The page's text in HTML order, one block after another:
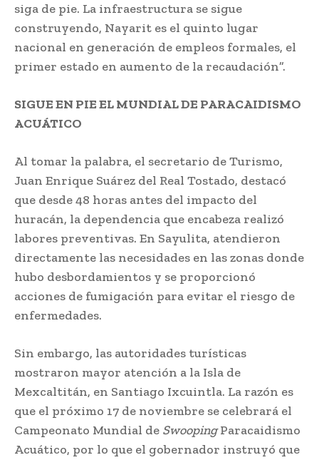
siga de pie. La infraestructura se sigue
construyendo, Nayarit es el quinto lugar
nacional en generación de empleos formales, el
primer estado en aumento de la recaudación”.
SIGUE EN PIE EL MUNDIAL DE PARACAIDISMO
ACUÁTICO
Al tomar la palabra, el secretario de Turismo,
Juan Enrique Suárez del Real Tostado, destacó
que desde 48 horas antes del impacto del
huracán, la dependencia que encabeza realizó
labores preventivas. En Sayulita, atendieron
directamente las necesidades en las zonas donde
hubo desbordamientos y se proporcionó
acciones de fumigación para evitar el riesgo de
enfermedades.
Sin embargo, las autoridades turísticas
mostraron mayor atención a la Isla de
Mexcaltitán, en Santiago Ixcuintla. La razón es
que el próximo 17 de noviembre se celebrará el
Campeonato Mundial de SwoopingParacaidismo
Acuático, por lo que el gobernador instruyó que